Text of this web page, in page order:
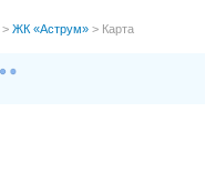
> ЖК «Аструм» > Карта